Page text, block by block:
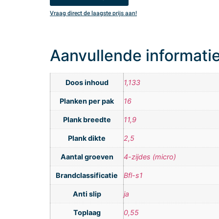
Vraag direct de laagste prijs aan!
Aanvullende
Doos inhoud 1,133
Planken per pak 16
Plank breedte 11,9
Plank dikte 2,5
Aantal groeven 4-zijdes (micro)
Brandclassificatie Bfl-s1
Anti slip ja
Toplaag 0,55